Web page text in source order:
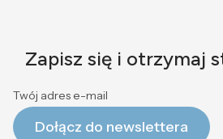
Zapisz się i otrzymaj
Twój adres e-mail
Dołącz do newslettera